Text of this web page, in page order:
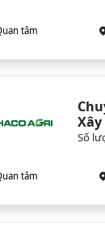
tâm
Số
tâm